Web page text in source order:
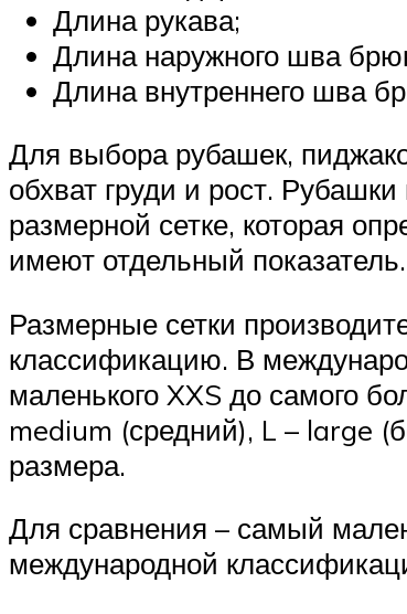
Длина рукава;
Длина наружного шва
Длина внутреннего шва
Для выбора рубашек,
обхват груди и рост.
размерной сетке, которая
имеют отдельный показатель.
Размерные сетки
классификацию. В
маленького XXS до самого
medium (средний), L – large
размера.
Для сравнения – самый
международной